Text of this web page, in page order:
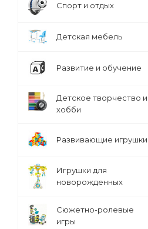
Спорт и отдых
Детская мебель
Развитие и обучение
Детское творчество и
хобби
Развивающие игрушки
Игрушки для
новорожденных
Сюжетно-ролевые
игры